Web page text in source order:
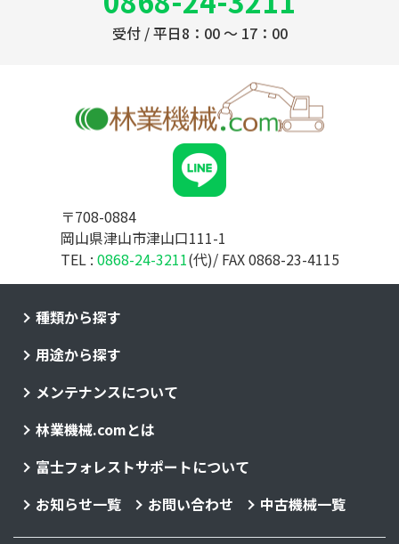
受付 / 平日8：00 ～ 17：00
〒708-0884
岡山県津山市津山口111-1
TEL : 0868-24-3211(代)/ FAX 0868-23-4115
種類から探す
用途から探す
メンテナンスについて
林業機械.comとは
富士フォレストサポートについて
お知らせ一覧
お問い合わせ 中古機械一覧